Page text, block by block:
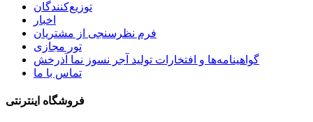
توزیع‌کنندگان
اخبار
فرم نظرسنجی از مشتریان
تور مجازی
گواهینامه‌ها و افتخارات تولید آجر نسوز نما آذرخش
تماس با ما
فروشگاه اینترنتی